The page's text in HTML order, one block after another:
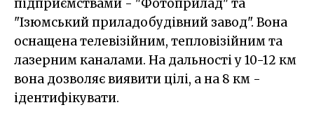
підприємствами - "Фотоприлад" та
"Ізюмський приладобудівний завод". Вона
оснащена телевізійним, тепловізійним та
лазерним каналами. На дальності у 10-12 км
вона дозволяє виявити цілі, а на 8 км -
ідентифікувати.